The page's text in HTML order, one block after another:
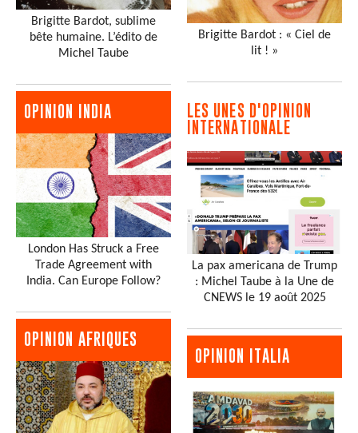
Brigitte Bardot, sublime
bête humaine. L’édito de
Michel Taube
OPINION INDIA
London Has Struck a Free
Trade Agreement with
India. Can Europe Follow?
OPINION AFRIQUES
Brigitte Bardot : « Ciel de
lit ! »
LES UNES D'OPINION
INTERNATIONALE
La pax americana de Trump
: Michel Taube à la Une de
CNEWS le 19 août 2025
OPINION ITALIA